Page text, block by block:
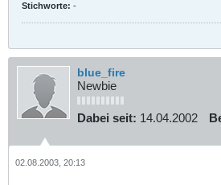
Stichworte: -
blue_fire
Newbie
Dabei seit: 14.04.2002
02.08.2003, 20:13